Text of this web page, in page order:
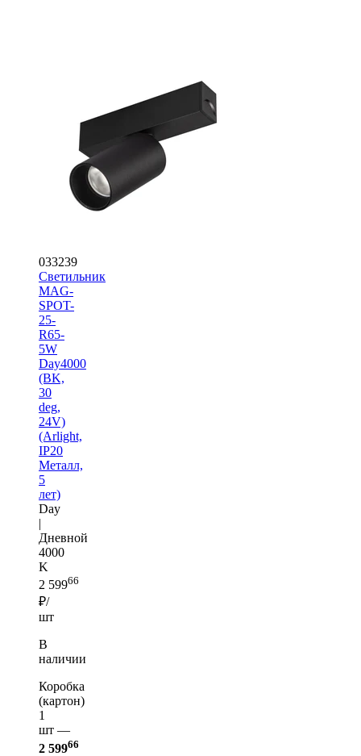
033239
Светильник
MAG-
SPOT-
25-
R65-
5W
Day4000
(BK,
30
deg,
24V)
(Arlight,
IP20
Металл,
5
лет)
Day
|
Дневной
4000
K
2 59966
₽/
шт
В
наличии
Коробка
(картон)
1
шт —
2 59966